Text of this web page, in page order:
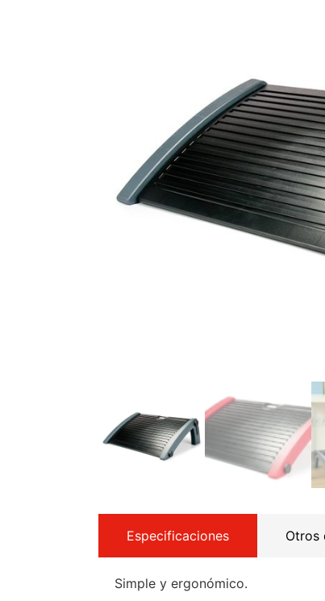
Especificaciones Otros
Simple y ergonómico.